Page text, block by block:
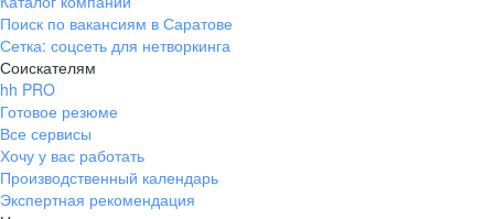
Поиск по вакансиям в Саратове
Сетка: соцсеть для нетворкинга
Соискателям
hh PRO
Готовое резюме
Все сервисы
Хочу у вас работать
Производственный календарь
Экспертная рекомендация